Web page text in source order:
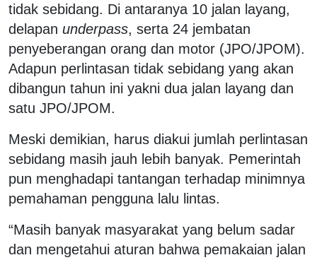
tidak sebidang. Di antaranya 10 jalan layang,
delapan underpass, serta 24 jembatan
penyeberangan orang dan motor (JPO/JPOM).
Adapun perlintasan tidak sebidang yang akan
dibangun tahun ini yakni dua jalan layang dan
satu JPO/JPOM.
Meski demikian, harus diakui jumlah perlintasan
sebidang masih jauh lebih banyak. Pemerintah
pun menghadapi tantangan terhadap minimnya
pemahaman pengguna lalu lintas.
“Masih banyak masyarakat yang belum sadar
dan mengetahui aturan bahwa pemakaian jalan